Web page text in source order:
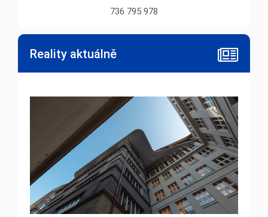
736 795 978
Reality aktuálně